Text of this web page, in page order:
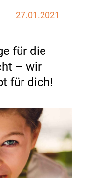
27.01.2021
für die
– wir
für dich!